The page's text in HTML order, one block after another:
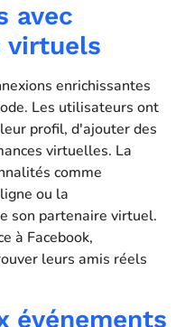
avec
virtuels
enrichissantes
Les utilisateurs ont
profil, d'ajouter des
virtuelles. La
comme
ou la
son partenaire virtuel.
à Facebook,
leurs amis réels
événements